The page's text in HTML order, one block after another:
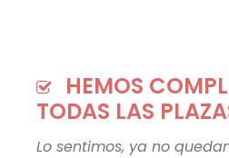
HEMOS
TODAS LAS
Lo sentimos, ya no